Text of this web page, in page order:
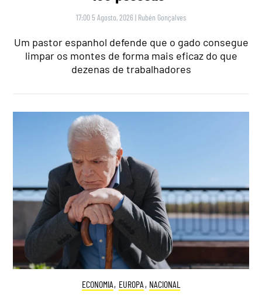
17:00 5 Agosto, 2026 | Rubén Gonçalves
Um pastor espanhol defende que o gado consegue
limpar os montes de forma mais eficaz do que
dezenas de trabalhadores
ECONOMIA, EUROPA , NACIONAL